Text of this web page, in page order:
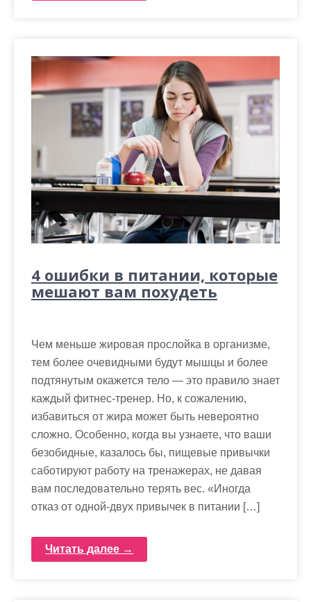
4 ошибки в питании, которые
мешают вам похудеть
Чем меньше жировая прослойка в организме,
тем более очевидными будут мышцы и более
подтянутым окажется тело — это правило знает
каждый фитнес-тренер. Но, к сожалению,
избавиться от жира может быть невероятно
сложно. Особенно, когда вы узнаете, что ваши
безобидные, казалось бы, пищевые привычки
саботируют работу на тренажерах, не давая
вам последовательно терять вес. «Иногда
отказ от одной-двух привычек в питании […]
Читать далее →